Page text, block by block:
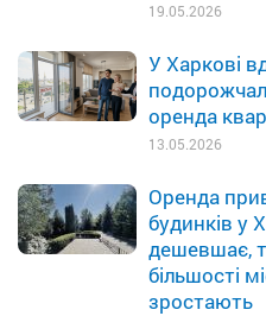
19.05.2026
У Харкові
оренда
13.05.2026
Оренда
будинків у
дешевшає,
більшості
зростають